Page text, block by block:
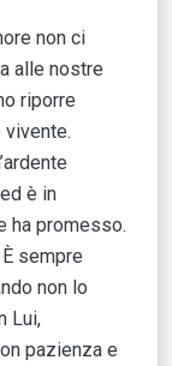
non ci
alle nostre
riporre
è in
ha promesso.
sempre
non lo
Lui,
pazienza e